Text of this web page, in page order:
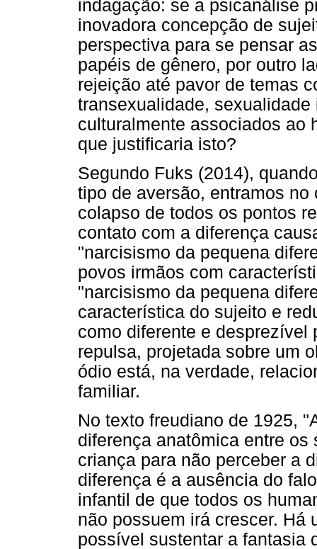
indagação: se a psicanálise
inovadora concepção de
perspectiva para se pensar
papéis de gênero, por outro
rejeição até pavor de temas
transexualidade,
culturalmente associados ao
que justificaria isto?
Segundo Fuks (2014),
tipo de aversão, entramos
colapso de todos os pontos
contato com a diferença
"narcisismo da pequena
povos irmãos com
"narcisismo da pequena
característica do sujeito e
como diferente e desprezível
repulsa, projetada sobre um
ódio está, na verdade,
familiar.
No texto freudiano de 1925,
diferença anatômica entre
criança para não perceber a
diferença é a ausência do
infantil de que todos os
não possuem irá crescer. Há
possível sustentar a fantasia